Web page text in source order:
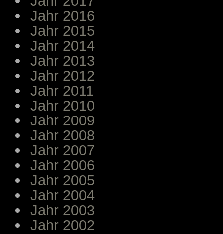
Jahr 2016
Jahr 2015
Jahr 2014
Jahr 2013
Jahr 2012
Jahr 2011
Jahr 2010
Jahr 2009
Jahr 2008
Jahr 2007
Jahr 2006
Jahr 2005
Jahr 2004
Jahr 2003
Jahr 2002